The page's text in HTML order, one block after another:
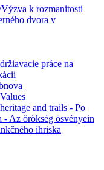
k rozmanitosti
dvora v
práce na
and trails - Po
- Az örökség ösvényein
ihriska